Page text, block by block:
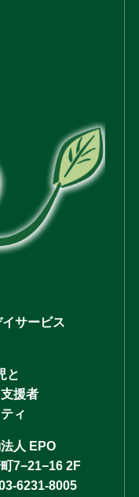
サービス
と
援者
ィ
人 EPO
7−21−16 2F
6231-8005